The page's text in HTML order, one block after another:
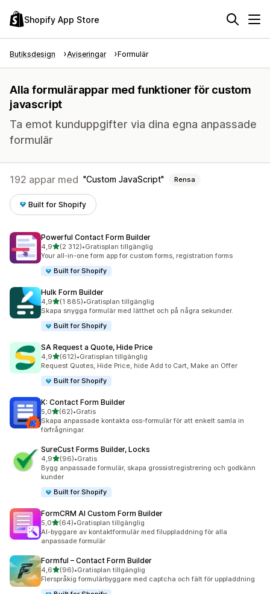
Shopify App Store
Butiksdesign Aviseringar Formulär
Alla formulärappar med funktioner för custom
javascript
Ta emot kunduppgifter via dina egna anpassade
formulär
192 appar med Custom JavaScript Rensa
Built for Shopify
Powerful Contact Form Builder
4,9av 5 stjärnor
(2 312)
2312 recensioner totalt
•Gratisplan tillgänglig
Your all-in-one form app for custom forms, registration forms
Built for Shopify
Hulk Form Builder
4,9av 5 stjärnor
(1 885)
1885 recensioner totalt
•Gratisplan tillgänglig
Skapa snygga formulär med lätthet och på några sekunder.
Built for Shopify
SA Request a Quote, Hide Price
4,9av 5 stjärnor
(612)
612 recensioner totalt
•Gratisplan tillgänglig
Request Quotes, Hide Price, hide Add to Cart, Make an Offer
Built for Shopify
K: Contact Form Builder
5,0av 5 stjärnor
(62)
62 recensioner totalt
•Gratis
Skapa anpassade kontakta oss-formulär för att enkelt samla in
förfrågningar.
SureCust Forms Builder, Locks
4,9av 5 stjärnor
(96)
96 recensioner totalt
•Gratis
Bygg anpassade formulär, skapa grossistregistrering och godkänn
kunder
Built for Shopify
FormCRM AI Custom Form Builder
5,0av 5 stjärnor
(64)
64 recensioner totalt
•Gratisplan tillgänglig
AI-byggare av kontaktformulär med filuppladdning för alla
anpassade formulär
Formful – Contact Form Builder
4,6av 5 stjärnor
(96)
96 recensioner totalt
•Gratisplan tillgänglig
Flerspråkig formulärbyggare med captcha och fält för uppladdning